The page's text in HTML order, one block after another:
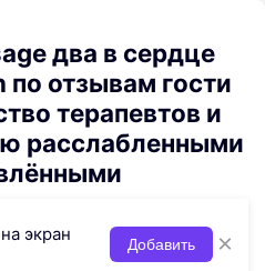
два в сердце
по отзывам гости
терапевтов и
расслабленными
экран
Добавить ×